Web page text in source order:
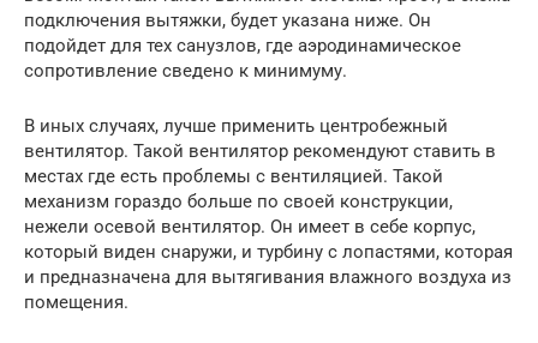
подключения вытяжки, будет указана ниже. Он
подойдет для тех санузлов, где аэродинамическое
сопротивление сведено к минимуму.
В иных случаях, лучше применить центробежный
вентилятор. Такой вентилятор рекомендуют ставить в
местах где есть проблемы с вентиляцией. Такой
механизм гораздо больше по своей конструкции,
нежели осевой вентилятор. Он имеет в себе корпус,
который виден снаружи, и турбину с лопастями, которая
и предназначена для вытягивания влажного воздуха из
помещения.